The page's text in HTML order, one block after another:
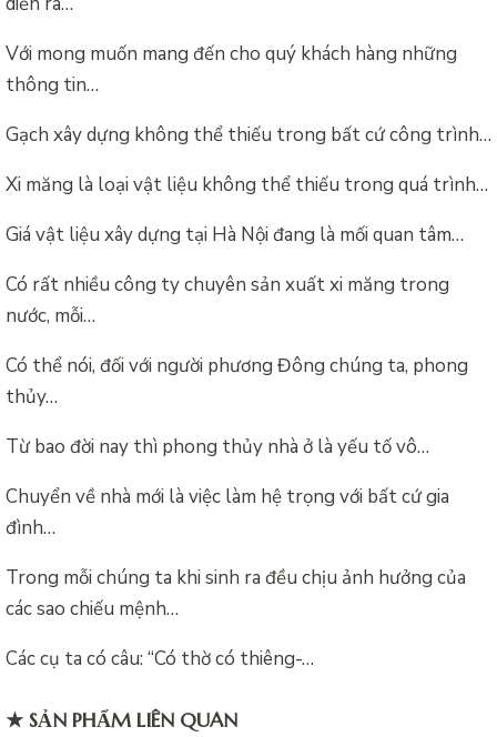
Với mong muốn mang đến cho quý khách hàng những
thông tin…
Gạch xây dựng không thể thiếu trong bất cứ công trình…
Xi măng là loại vật liệu không thể thiếu trong quá trình…
Giá vật liệu xây dựng tại Hà Nội đang là mối quan tâm…
Có rất nhiều công ty chuyên sản xuất xi măng trong
nước, mỗi…
Có thể nói, đối với người phương Đông chúng ta, phong
thủy…
Từ bao đời nay thì phong thủy nhà ở là yếu tố vô…
Chuyển về nhà mới là việc làm hệ trọng với bất cứ gia
đình…
Trong mỗi chúng ta khi sinh ra đều chịu ảnh hưởng của
các sao chiếu mệnh…
Các cụ ta có câu: “Có thờ có thiêng-…
★ SẢN PHẨM LIÊN QUAN